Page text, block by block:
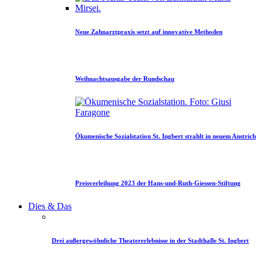
Neue Zahnarztpraxis setzt auf innovative Methoden
Weihnachtsausgabe der Rundschau
Ökumenische Sozialstation St. Ingbert strahlt in neuem Anstrich
Preisverleihung 2023 der Hans-und-Ruth-Giessen-Stiftung
Dies & Das
Drei außergewöhnliche Theatererlebnisse in der Stadthalle St. Ingbert